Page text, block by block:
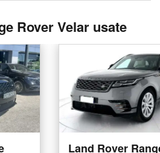
Rover Velar usate
Land Rover